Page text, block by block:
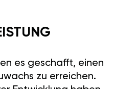
es geschafft, einen
zu erreichen.